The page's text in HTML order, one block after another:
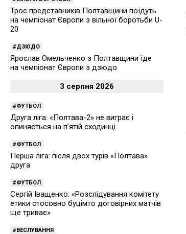
Троє представників Полтавщини поїдуть
на чемпіонат Європи з вільної боротьби U-
20
ДЗЮДО
Ярослав Омельченко з Полтавщини їде
на чемпіонат Європи з дзюдо
3 серпня 2026
ФУТБОЛ
Друга ліга: «Полтава-2» не виграє і
опиняється на п’ятій сходинці
ФУТБОЛ
Перша ліга: після двох турів «Полтава»
друга
ФУТБОЛ
Сергій Іващенко: «Розслідування комітету
етики стосовно буцімто договірних матчів
ще триває»
ВЕСЛУВАННЯ